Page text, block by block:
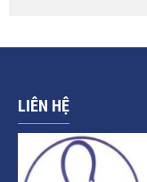
LIÊN HỆ